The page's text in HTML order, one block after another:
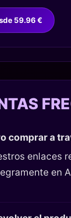
59.96 €
comprar a
enlaces
en